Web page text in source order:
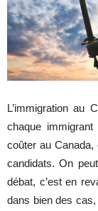
L’immigration au
chaque immigrant
coûter au Canada,
candidats. On
débat, c’est en
dans bien des